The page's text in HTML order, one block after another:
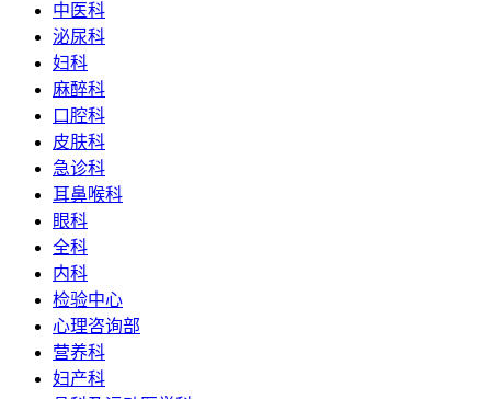
中医科
泌尿科
妇科
麻醉科
口腔科
皮肤科
急诊科
耳鼻喉科
眼科
全科
内科
检验中心
心理咨询部
营养科
妇产科